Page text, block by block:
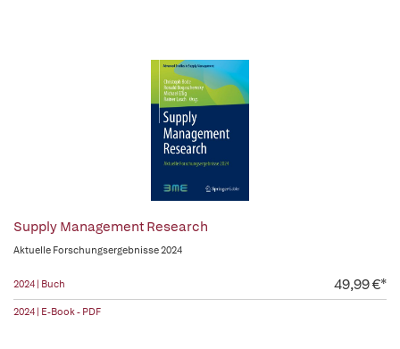
Supply Management Research
Aktuelle Forschungsergebnisse 2024
2024 | Buch 49,99 €*
2024 | E-Book - PDF